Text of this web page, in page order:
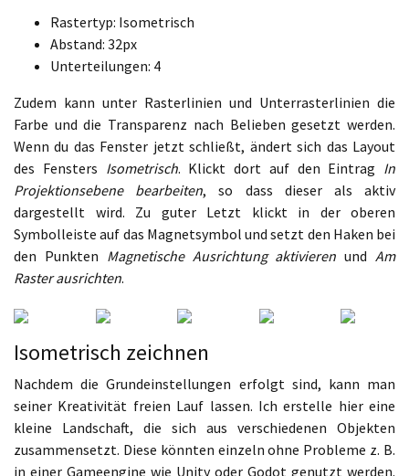
Rastertyp: Isometrisch
Abstand: 32px
Unterteilungen: 4
Zudem kann unter Rasterlinien und Unterrasterlinien die
Farbe und die Transparenz nach Belieben gesetzt werden.
Wenn du das Fenster jetzt schließt, ändert sich das Layout
des Fensters Isometrisch. Klickt dort auf den Eintrag In
Projektionsebene bearbeiten, so dass dieser als aktiv
dargestellt wird. Zu guter Letzt klickt in der oberen
Symbolleiste auf das Magnetsymbol und setzt den Haken bei
den Punkten Magnetische Ausrichtung aktivieren undAm
Raster ausrichten.
Isometrisch zeichnen
Nachdem die Grundeinstellungen erfolgt sind, kann man
seiner Kreativität freien Lauf lassen. Ich erstelle hier eine
kleine Landschaft, die sich aus verschiedenen Objekten
zusammensetzt. Diese könnten einzeln ohne Probleme z. B.
in einer Gameengine wie Unity oder Godot genutzt werden.